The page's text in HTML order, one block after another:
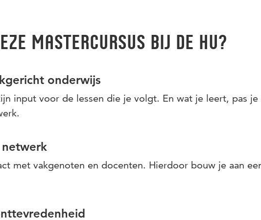
mastercursus bij de HU?
onderwijs
input voor de lessen die je volgt. En wat je leert, pas je
met vakgenoten en docenten. Hierdoor bouw je aan